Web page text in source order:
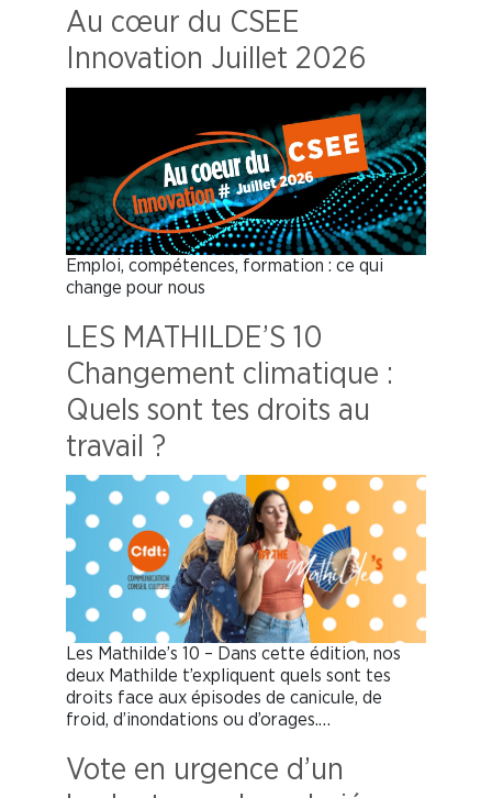
Au cœur du CSEE
Innovation Juillet 2026
Emploi, compétences, formation : ce qui
change pour nous
LES MATHILDE’S 10
Changement climatique :
Quels sont tes droits au
travail ?
Les Mathilde’s 10 – Dans cette édition, nos
deux Mathilde t’expliquent quels sont tes
droits face aux épisodes de canicule, de
froid, d’inondations ou d’orages.…
Vote en urgence d’un